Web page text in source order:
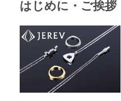
はじめに・ご挨拶